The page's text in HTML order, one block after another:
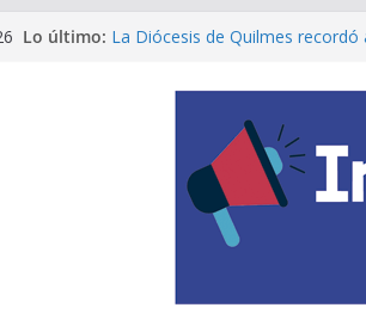
Lo último: EL MUNICIPIO ENTREGÓ MÁS
MAYRA Y EVA MIERI
210º ANIVERSARIO DE LA
INDEPENDENCIA ARGENTINA
ALTE BROWN LANZÓ
PELUQUERÍAS TODOS LOS
Encuesta: qué piensan los